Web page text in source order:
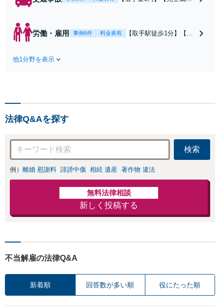
績多数あり！3カ月以内ス
ピード解決／示談金0円→5
労働・雇用 事例6件 料金表有
【取手駅徒歩1分】【オ
談で悩みを解消！使用
応可【相談無料】
他1分野を表示
法律Q&Aを探す
検索
例） 離婚 慰謝料 誹謗中傷 相続 遺産 著作物 違法
無料法律相談
新しく投稿する
不当解雇の法律Q&A
新着順 回答数が多い順 役にたった順